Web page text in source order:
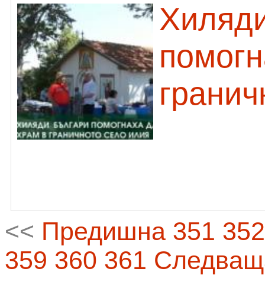
<< Предишна 351 352
359 360 361